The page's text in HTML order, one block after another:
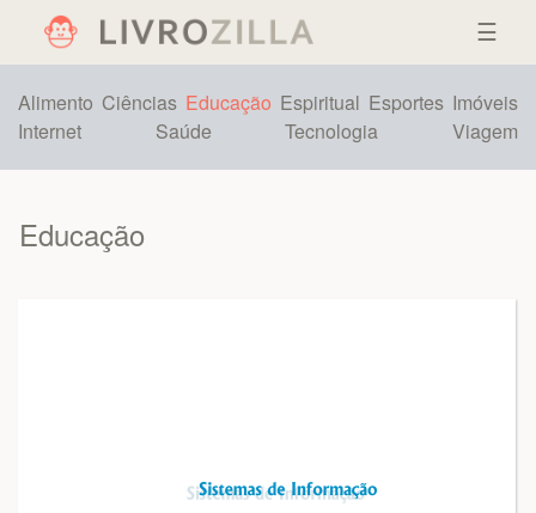
☰
Alimento Ciências Educação Espiritual Esportes Imóveis
Internet
Saúde Tecnologia Viagem
Educação